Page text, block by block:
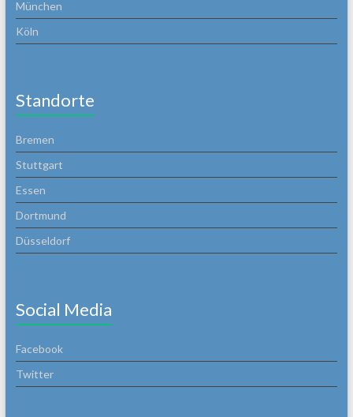
München
Köln
Standorte
Bremen
Stuttgart
Essen
Dortmund
Düsseldorf
Social Media
Facebook
Twitter